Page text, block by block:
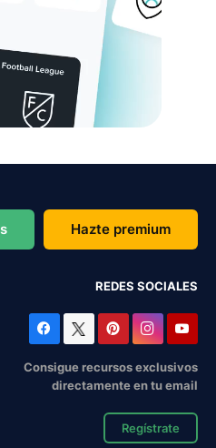
Hazte premium
REDES SOCIALES
Consigue recursos exclusivos
directamente en tu email
Regístrate